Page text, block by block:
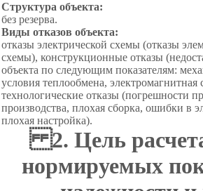
Структура объекта:
без резерва.
Виды отказов объекта:
отказы электрической схемы (отказы
схемы), конструкционные отказы
объекта по следующим показателям:
условия теплообмена, электромагнитная
технологические отказы (погрешности
производства, плохая сборка, ошибки в
плохая настройка).
2. Цель
нормируемых